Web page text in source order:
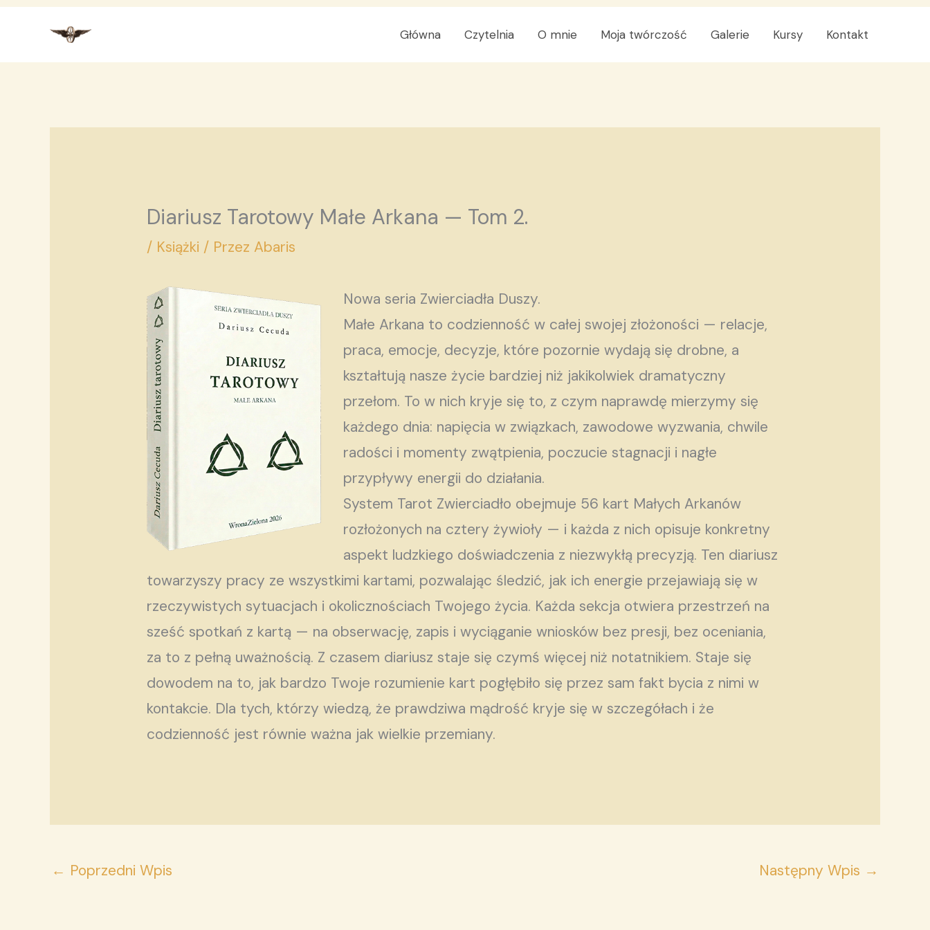
Główna Czytelnia O mnie Moja twórczość Galerie Kursy Kontakt
Diariusz Tarotowy Małe Arkana — Tom 2.
/ Książki / PrzezAbaris
Nowa seria Zwierciadła Duszy.
Małe Arkana to codzienność w całej swojej złożoności — relacje,
praca, emocje, decyzje, które pozornie wydają się drobne, a
kształtują nasze życie bardziej niż jakikolwiek dramatyczny
przełom. To w nich kryje się to, z czym naprawdę mierzymy się
każdego dnia: napięcia w związkach, zawodowe wyzwania, chwile
radości i momenty zwątpienia, poczucie stagnacji i nagłe
przypływy energii do działania.
System Tarot Zwierciadło obejmuje 56 kart Małych Arkanów
rozłożonych na cztery żywioły — i każda z nich opisuje konkretny
aspekt ludzkiego doświadczenia z niezwykłą precyzją. Ten diariusz
towarzyszy pracy ze wszystkimi kartami, pozwalając śledzić, jak ich energie przejawiają się w
rzeczywistych sytuacjach i okolicznościach Twojego życia. Każda sekcja otwiera przestrzeń na
sześć spotkań z kartą — na obserwację, zapis i wyciąganie wniosków bez presji, bez oceniania,
za to z pełną uważnością. Z czasem diariusz staje się czymś więcej niż notatnikiem. Staje się
dowodem na to, jak bardzo Twoje rozumienie kart pogłębiło się przez sam fakt bycia z nimi w
kontakcie. Dla tych, którzy wiedzą, że prawdziwa mądrość kryje się w szczegółach i że
codzienność jest równie ważna jak wielkie przemiany.
← Poprzedni Wpis Następny Wpis →